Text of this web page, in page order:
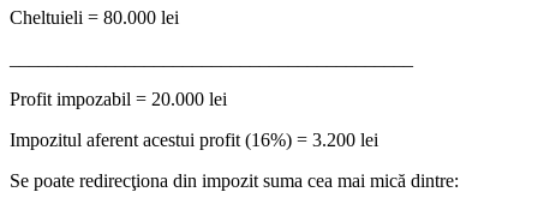
Cheltuieli = 80.000 lei
Profit impozabil = 20.000 lei
Impozitul aferent acestui profit (16%) = 3.200 lei
Se poate redirecţiona din impozit suma cea mai mică dintre: